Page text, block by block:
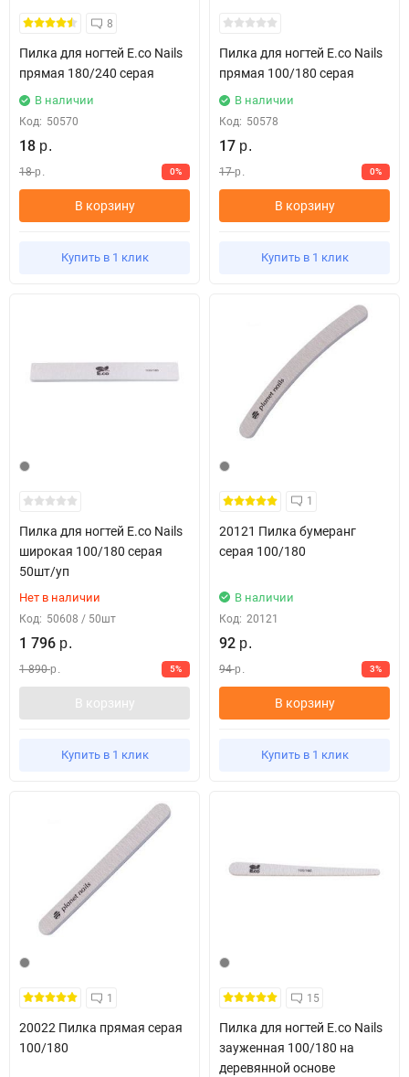
8
Пилка для ногтей E.co Nails
прямая 180/240 серая
В наличии
Код: 50570
18 р.
18 р. 0%
В корзину
Купить в 1 клик
Пилка для ногтей E.co Nails
прямая 100/180 серая
В наличии
Код: 50578
17 р.
17 р. 0%
В корзину
Купить в 1 клик
Пилка для ногтей E.co Nails
широкая 100/180 серая
50шт/уп
Нет в наличии
Код: 50608 / 50шт
1 796 р.
1 890р. 5%
В корзину
Купить в 1 клик
1
20121 Пилка бумеранг
серая 100/180
В наличии
Код: 20121
92 р.
94р. 3%
В корзину
Купить в 1 клик
1
20022 Пилка прямая серая
100/180
15
Пилка для ногтей E.co Nails
зауженная 100/180 на
деревянной основе